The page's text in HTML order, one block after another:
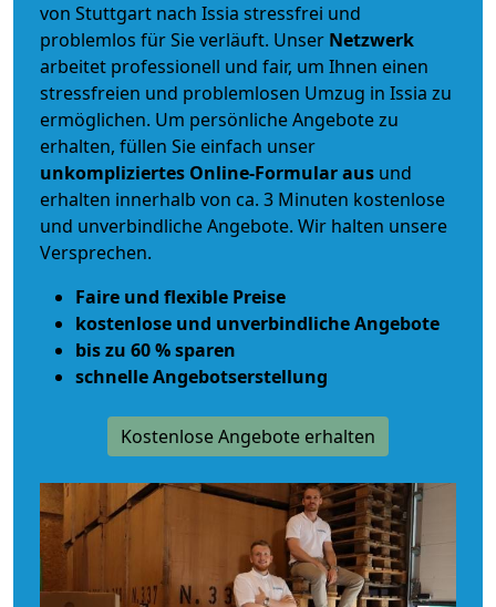
von Stuttgart nach Issia stressfrei und
problemlos für Sie verläuft. Unser Netzwerk
arbeitet professionell und fair, um Ihnen einen
stressfreien und problemlosen Umzug in Issia zu
ermöglichen. Um persönliche Angebote zu
erhalten, füllen Sie einfach unser
unkompliziertes Online-Formular aus und
erhalten innerhalb von ca. 3 Minuten kostenlose
und unverbindliche Angebote. Wir halten unsere
Versprechen.
Faire und flexible Preise
kostenlose und unverbindliche Angebote
bis zu 60 % sparen
schnelle Angebotserstellung
Kostenlose Angebote erhalten